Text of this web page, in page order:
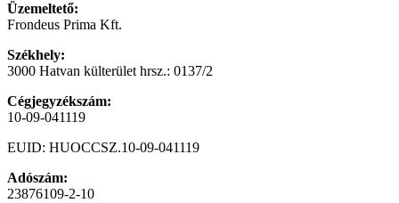
Üzemeltető:
Frondeus Prima Kft.
Székhely:
3000 Hatvan külterület hrsz.: 0137/2
Cégjegyzékszám:
10-09-041119
EUID: HUOCCSZ.10-09-041119
Adószám:
23876109-2-10